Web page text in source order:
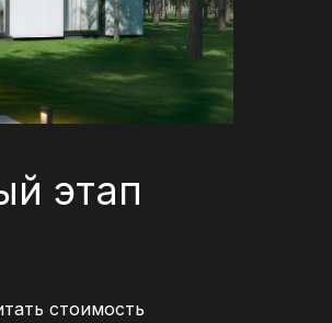
этап
стоимость